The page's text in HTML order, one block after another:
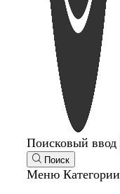
Поисковый ввод
Поиск
Меню Категории